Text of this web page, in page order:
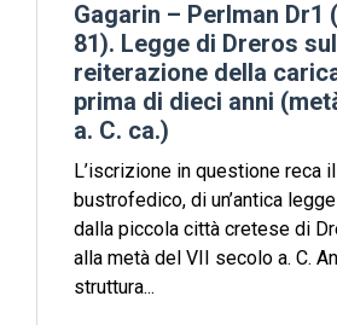
Gagarin – Perlman Dr1
81). Legge di Dreros
reiterazione della
prima di dieci anni
a. C. ca.)
L’iscrizione in questione reca
bustrofedico, di un’antica
dalla piccola città cretese di
alla metà del VII secolo a. C.
struttura...